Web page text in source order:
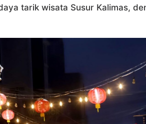
tarik wisata Susur Kalimas,